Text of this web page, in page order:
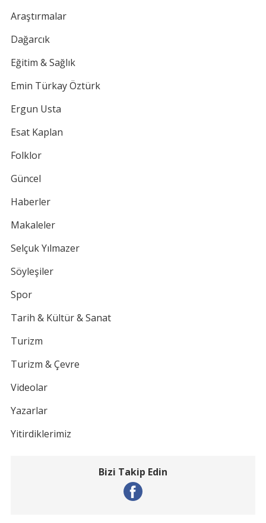
Araştırmalar
Dağarcık
Eğitim & Sağlık
Emin Türkay Öztürk
Ergun Usta
Esat Kaplan
Folklor
Güncel
Haberler
Makaleler
Selçuk Yılmazer
Söyleşiler
Spor
Tarih & Kültür & Sanat
Turizm
Turizm & Çevre
Videolar
Yazarlar
Yitirdiklerimiz
Bizi Takip Edin